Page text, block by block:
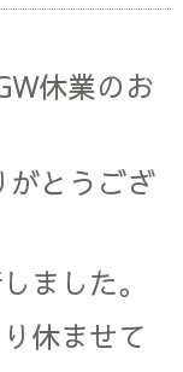
休業のお
がとうござ
ました。
休ませて